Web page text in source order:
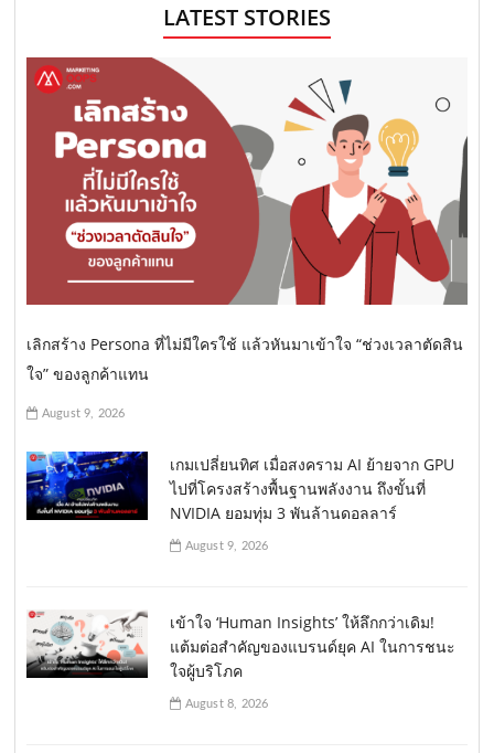
LATEST STORIES
เลิกสร้าง Persona ที่ไม่มีใครใช้ แล้วหันมาเข้าใจ “ช่วงเวลาตัดสิน
ใจ” ของลูกค้าแทน
August 9, 2026
เกมเปลี่ยนทิศ เมื่อสงคราม AI ย้ายจาก GPU
ไปที่โครงสร้างพื้นฐานพลังงาน ถึงขั้นที่
NVIDIA ยอมทุ่ม 3 พันล้านดอลลาร์
August 9, 2026
เข้าใจ ‘Human Insights’ ให้ลึกกว่าเดิม!
แต้มต่อสำคัญของแบรนด์ยุค AI ในการชนะ
ใจผู้บริโภค
August 8, 2026